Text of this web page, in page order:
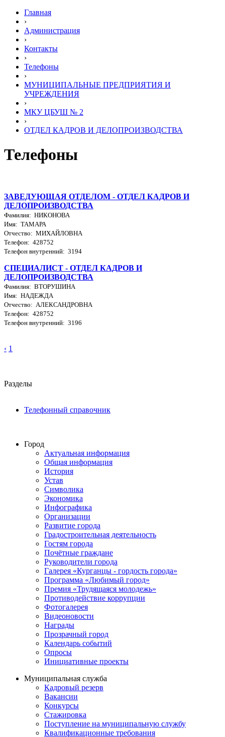
Главная
›
Администрация
›
Контакты
›
Телефоны
›
МУНИЦИПАЛЬНЫЕ ПРЕДПРИЯТИЯ И
УЧРЕЖДЕНИЯ
›
МКУ ЦБУШ № 2
›
ОТДЕЛ КАДРОВ И ДЕЛОПРОИЗВОДСТВА
Телефоны
ЗАВЕДУЮЩАЯ ОТДЕЛОМ - ОТДЕЛ КАДРОВ И
ДЕЛОПРОИЗВОДСТВА
Фамилия: НИКОНОВА
Имя: ТАМАРА
Отчество: МИХАЙЛОВНА
Телефон: 428752
Телефон внутренний: 3194
СПЕЦИАЛИСТ - ОТДЕЛ КАДРОВ И
ДЕЛОПРОИЗВОДСТВА
Фамилия: ВТОРУШИНА
Имя: НАДЕЖДА
Отчество: АЛЕКСАНДРОВНА
Телефон: 428752
Телефон внутренний: 3196
‹ 1
Разделы
Телефонный справочник
Город
Актуальная информация
Общая информация
История
Устав
Символика
Экономика
Инфографика
Организации
Развитие города
Градостроительная деятельность
Гостям города
Почётные граждане
Руководители города
Галерея «Курганцы - гордость города»
Программа «Любимый город»
Премия «Трудящаяся молодежь»
Противодействие коррупции
Фотогалерея
Видеоновости
Награды
Прозрачный город
Календарь событий
Опросы
Инициативные проекты
Муниципальная служба
Кадровый резерв
Вакансии
Конкурсы
Стажировка
Поступление на муниципальную службу
Квалификационные требования